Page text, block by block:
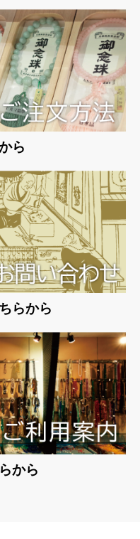
カートへ進む
ら
らから
から